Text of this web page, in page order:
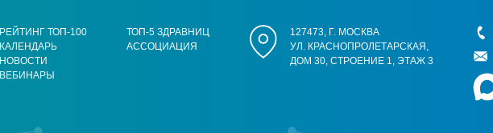
РЕЙТИНГ ТОП-100
КАЛЕНДАРЬ
НОВОСТИ
ВЕБИНАРЫ
ТОП-5 ЗДРАВНИЦ
АССОЦИАЦИЯ
127473, Г. МОСКВА
УЛ. КРАСНОПРОЛЕТАРСКАЯ,
ДОМ 30, СТРОЕНИЕ 1, ЭТАЖ 3